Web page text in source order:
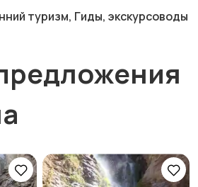
туризм, Гиды, экскурсоводы